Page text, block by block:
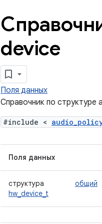
device
Поля данных
Справочник по структуре
#include <
Поля данных
структура
hw_device_t
общий